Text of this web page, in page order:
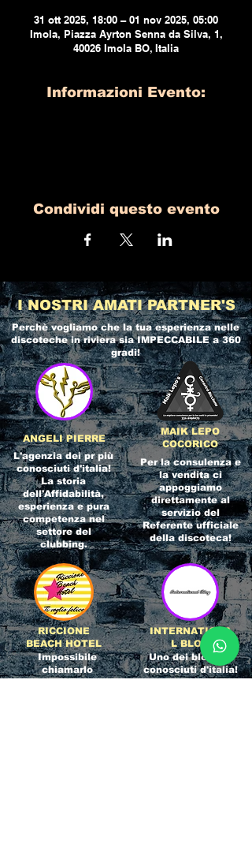
31 ott 2025, 18:00 – 01 nov 2025, 05:00
Imola, Piazza Ayrton Senna da Silva, 1,
40026 Imola BO, Italia
Informazioni Evento:
Condividi questo evento
I NOSTRI AMATI PARTNER'S
Perchè vogliamo che la tua esperienza nelle
discoteche in rivierasia IMPECCABILE a 360
gradi!
ANGELI PIERRE
L'agenzia dei pr più
conosciuti d'italia!
La storia
dell'Affidabilità,
esperienza e pura
competenza nel
settore del
clubbing.
MAIK LEPO
COCORICO
Per la consulenza e
la vendita ci
appoggiamo
direttamente al
servizio del
Referente ufficiale
della discoteca!
RICCIONE
BEACH HOTEL
Impossibile
chiamarlo
INTERNATIONA
L BLOG
Uno dei blog più
conosciuti d'italia!